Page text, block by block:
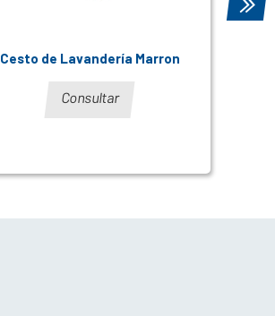
Cesto de Lavandería Marron
Consultar